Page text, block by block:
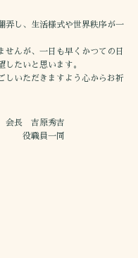
弄し、生活様式や世界秩序が一
せんが、一日も早くかつての日
たいと思います。
しいただきますよう心からお祈
原秀吉
同